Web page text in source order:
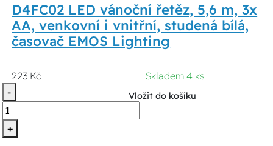
D4FC02 LED vánoční řetěz, 5,6 m, 3x
AA, venkovní i vnitřní, studená bílá,
časovač EMOS Lighting
223 Kč
Skladem 4 ks
-
+
Vložit do košíku